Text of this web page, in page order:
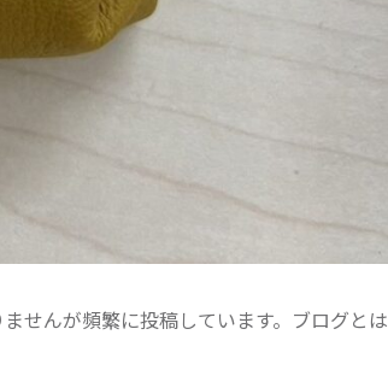
せんが頻繁に投稿しています。ブログとは